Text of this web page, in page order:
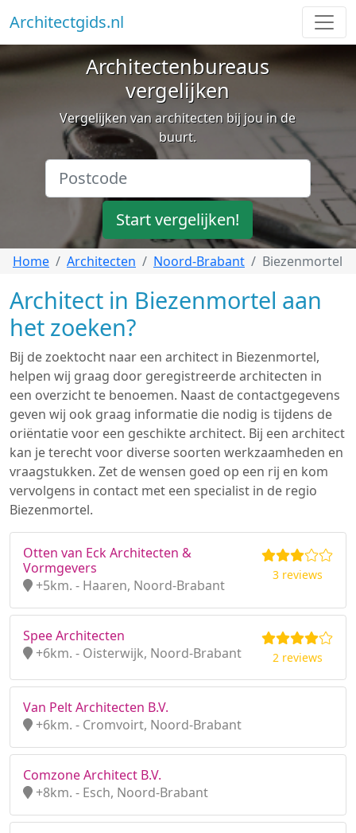
Architectgids.nl
Architectenbureaus
vergelijken
Vergelijken van architecten bij jou in de
buurt.
Start vergelijken!
Home Architecten Noord-Brabant Biezenmortel
Architect in Biezenmortel aan
het zoeken?
Bij de zoektocht naar een architect in Biezenmortel,
helpen wij graag door geregistreerde architecten in
een overzicht te benoemen. Naast de contactgegevens
geven wij ook graag informatie die nodig is tijdens de
oriëntatie voor een geschikte architect. Bij een architect
kan je terecht voor diverse soorten werkzaamheden en
vraagstukken. Zet de wensen goed op een rij en kom
vervolgens in contact met een specialist in de regio
Biezenmortel.
Otten van Eck Architecten &
Vormgevers
+5km. - Haaren, Noord-Brabant
3 reviews
Spee Architecten
+6km. - Oisterwijk, Noord-Brabant
2 reviews
Van Pelt Architecten B.V.
+6km. - Cromvoirt, Noord-Brabant
Comzone Architect B.V.
+8km. - Esch, Noord-Brabant